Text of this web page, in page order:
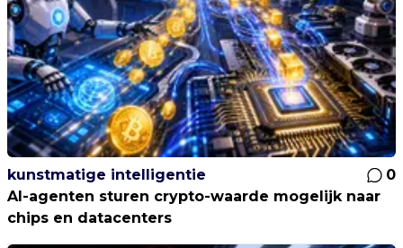
kunstmatige intelligentie
0
AI-agenten sturen crypto-waarde mogelijk naar
chips en datacenters